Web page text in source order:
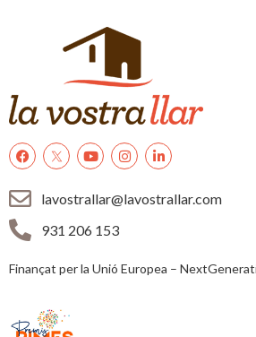
lavostrallar@lavostrallar.com
931 206 153
Finançat per la Unió Europea –